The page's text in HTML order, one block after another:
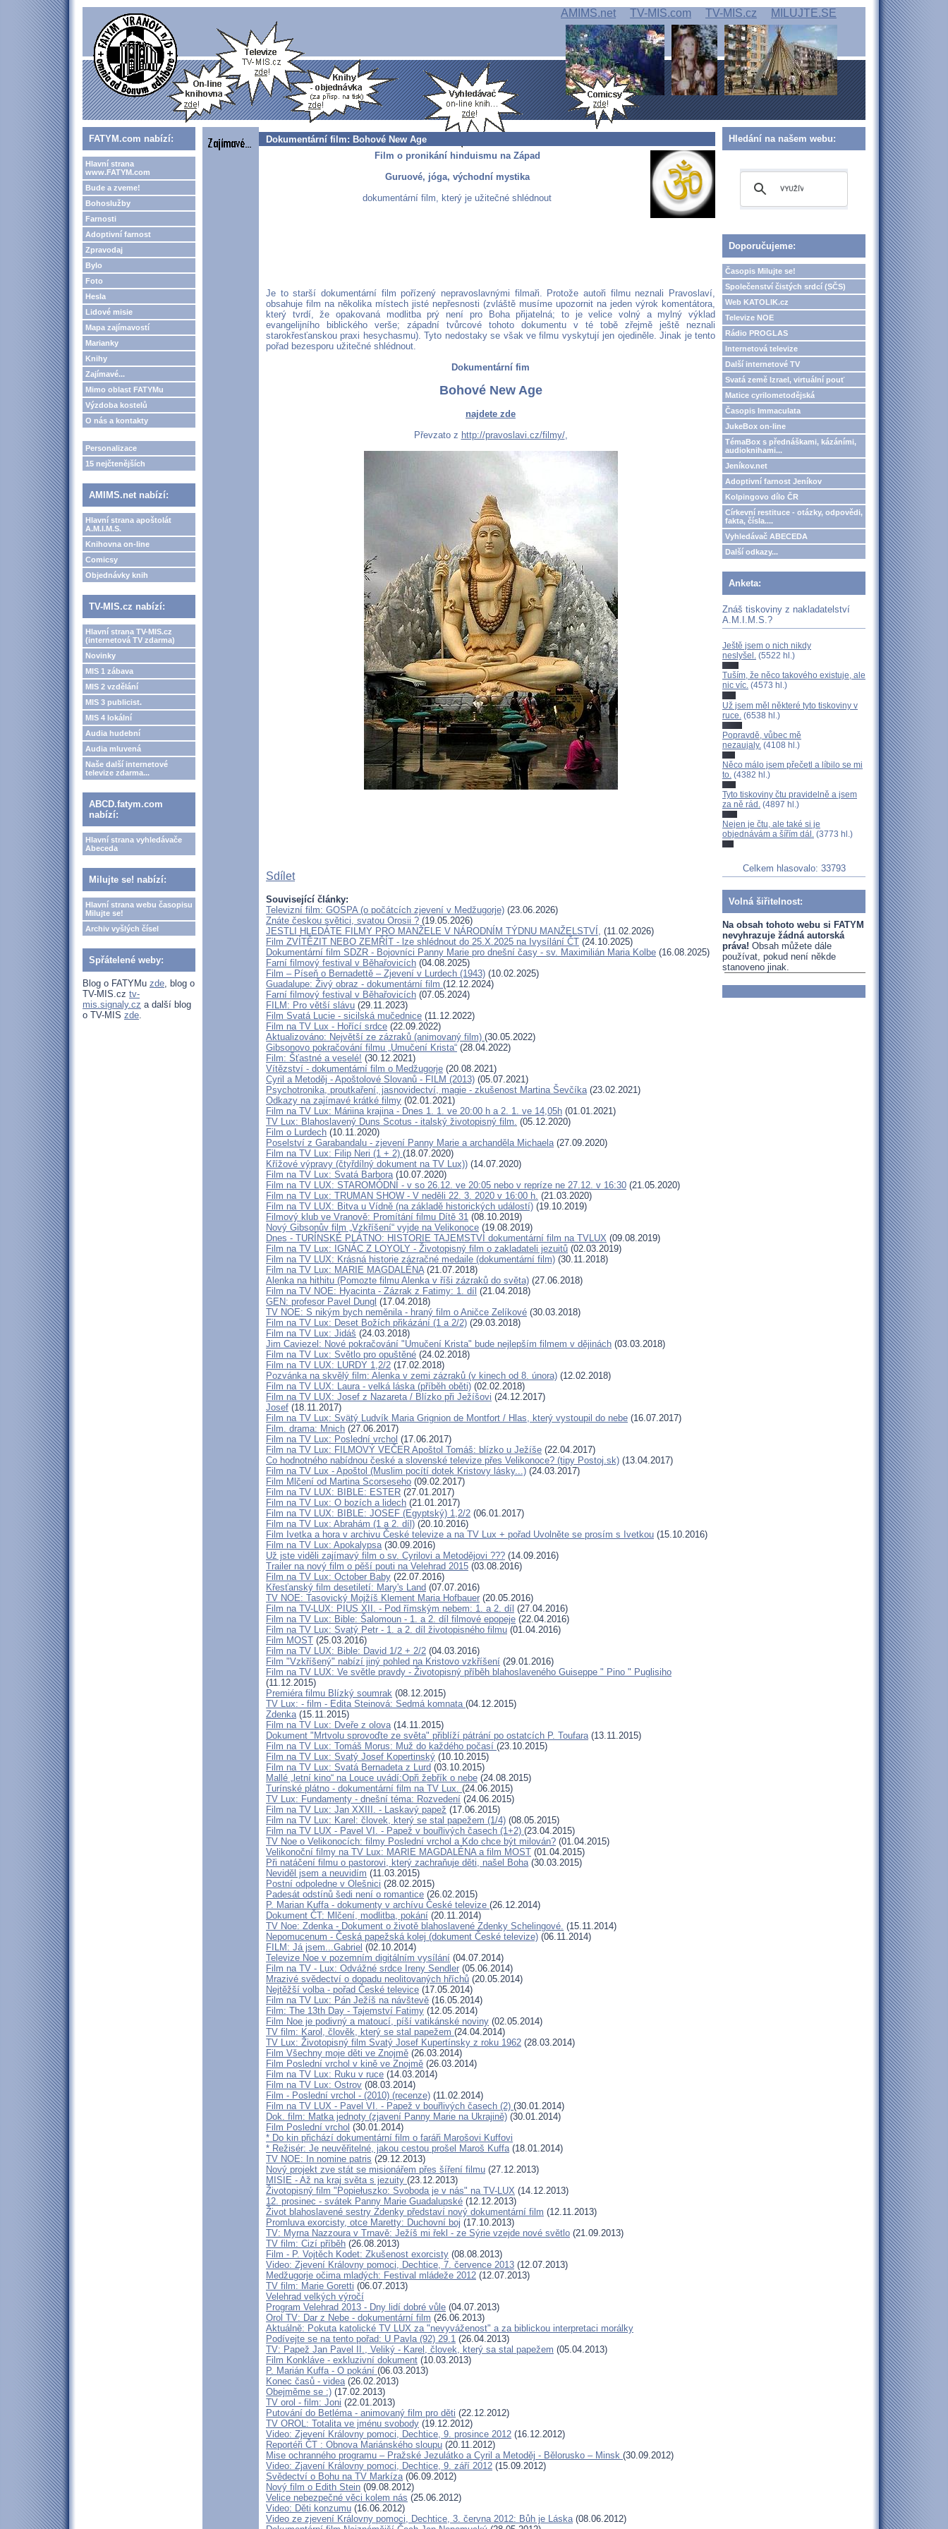
AMIMS.net TV-MIS.com TV-MIS.cz MILUJTE.SE
FATYM.com nabízí:
Hlavní strana
www.FATYM.com
Bude a zveme!
Bohoslužby
Farnosti
Adoptivní farnost
Zpravodaj
Bylo
Foto
Hesla
Lidové misie
Mapa zajímavostí
Marianky
Knihy
Zajímavé...
Mimo oblast FATYMu
Výzdoba kostelů
O nás a kontakty
Personalizace
15 nejčtenějších
AMIMS.net nabízí:
Hlavní strana apoštolát
A.M.I.M.S.
Knihovna on-line
Comicsy
Objednávky knih
TV-MIS.cz nabízí:
Hlavní strana TV-MIS.cz
(internetová TV zdarma)
Novinky
MIS 1 zábava
MIS 2 vzdělání
MIS 3 publicist.
MIS 4 lokální
Audia hudební
Audia mluvená
Naše další internetové
televize zdarma...
ABCD.fatym.com
nabízí:
Hlavní strana vyhledávače
Abeceda
Milujte se! nabízí:
Hlavní strana webu časopisu
Milujte se!
Archiv vyšlých čísel
Spřátelené weby:
Blog o FATYMu zde, blog o
TV-MIS.cz tv-
mis.signaly.cz a další blog
o TV-MIS zde.
Dokumentární film: Bohové New Age
Film o pronikání hinduismu na Západ
Guruové, jóga, východní mystika
dokumentární film, který je užitečné shlédnout
Je to starší dokumentární film pořízený nepravoslavnými filmaři. Protože autoři filmu neznali Pravoslaví,
obsahuje film na několika místech jisté nepřesnosti (zvláště musíme upozornit na jeden výrok komentátora,
který tvrdí, že opakovaná modlitba prý není pro Boha přijatelná; to je velice volný a mylný výklad
evangelijního biblického verše; západní tvůrcové tohoto dokumentu v té tobě zřejmě ještě neznali
starokřesťanskou praxi hesychasmu). Tyto nedostaky se však ve filmu vyskytují jen ojediněle. Jinak je tento
pořad bezesporu užitečné shlédnout.
Dokumentární fim
Bohové New Age
najdete zde
Převzato z http://pravoslavi.cz/filmy/,
Sdílet
Související články:
Televizní film: GOSPA (o počátcích zjevení v Medžugorje) (23.06.2026)
Znáte českou světici, svatou Orosii ? (19.05.2026)
JESTLI HLEDÁTE FILMY PRO MANŽELE V NÁRODNÍM TÝDNU MANŽELSTVÍ, (11.02.2026)
Film ZVÍTĚZIT NEBO ZEMŘÍT - lze shlédnout do 25.X.2025 na Ivysílání ČT (24.10.2025)
Dokumentární film SDZR - Bojovníci Panny Marie pro dnešní časy - sv. Maximilián Maria Kolbe (16.08.2025)
Farní filmový festival v Běhařovicích (04.08.2025)
Film – Píseň o Bernadettě – Zjevení v Lurdech (1943) (10.02.2025)
Guadalupe: Živý obraz - dokumentární film (12.12.2024)
Farní filmový festival v Běhařovicích (07.05.2024)
FILM: Pro větší slávu (29.11.2023)
Film Svatá Lucie - sicilská mučednice (11.12.2022)
Film na TV Lux - Hořící srdce (22.09.2022)
Aktualizováno: Největší ze zázraků (animovaný film) (30.05.2022)
Gibsonovo pokračování filmu „Umučení Krista“ (28.04.2022)
Film: Šťastné a veselé! (30.12.2021)
Vítězství - dokumentární film o Medžugorje (20.08.2021)
Cyril a Metoděj - Apoštolové Slovanů - FILM (2013) (05.07.2021)
Psychotronika, proutkaření, jasnovidectví, magie - zkušenost Martina Ševčíka(23.02.2021)
Odkazy na zajímavé krátké filmy (02.01.2021)
Film na TV Lux: Máriina krajina - Dnes 1. 1. ve 20:00 h a 2. 1. ve 14,05h (01.01.2021)
TV Lux: Blahoslavený Duns Scotus - italský životopisný film. (05.12.2020)
Film o Lurdech (10.11.2020)
Poselství z Garabandalu - zjevení Panny Marie a archanděla Michaela(27.09.2020)
Film na TV Lux: Filip Neri (1 + 2) (18.07.2020)
Křížové výpravy (čtyřdílný dokument na TV Lux)) (14.07.2020)
Film na TV Lux: Svatá Barbora(10.07.2020)
Film na TV LUX: STAROMÓDNÍ - v so 26.12. ve 20:05 nebo v repríze ne 27.12. v 16:30 (21.05.2020)
Film na TV Lux: TRUMAN SHOW - V neděli 22. 3. 2020 v 16:00 h. (21.03.2020)
Film na TV LUX: Bitva u Vídně (na základě historických událostí) (19.10.2019)
Filmový klub ve Vranově: Promítání filmu Dítě 31 (08.10.2019)
Nový Gibsonův film „Vzkříšení“ vyjde na Velikonoce (19.08.2019)
Dnes - TURÍNSKÉ PLÁTNO: HISTORIE TAJEMSTVÍ dokumentární film na TVLUX (09.08.2019)
Film na TV Lux: IGNÁC Z LOYOLY - Životopisný film o zakladateli jezuitů (02.03.2019)
Film na TV LUX: Krásná historie zázračné medaile (dokumentární film) (30.11.2018)
Film na TV Lux: MARIE MAGDALÉNA(21.07.2018)
Alenka na hithitu (Pomozte filmu Alenka v říši zázraků do světa) (27.06.2018)
Film na TV NOE: Hyacinta - Zázrak z Fatimy: 1. díl (21.04.2018)
GEN: profesor Pavel Dungl (17.04.2018)
TV NOE: S nikým bych neměnila - hraný film o Aničce Zelíkové (30.03.2018)
Film na TV Lux: Deset Božích přikázání (1 a 2/2) (29.03.2018)
Film na TV Lux: Jidáš (24.03.2018)
Jim Caviezel: Nové pokračování "Umučení Krista" bude nejlepším filmem v dějinách (03.03.2018)
Film na TV Lux: Světlo pro opuštěné (24.02.2018)
Film na TV LUX: LURDY 1,2/2 (17.02.2018)
Pozvánka na skvělý film: Alenka v zemi zázraků (v kinech od 8. února) (12.02.2018)
Film na TV LUX: Laura - velká láska (příběh oběti) (02.02.2018)
Film na TV LUX: Josef z Nazareta / Blízko při Ježíšovi (24.12.2017)
Josef (18.11.2017)
Film na TV Lux: Svätý Ludvík Maria Grignion de Montfort / Hlas, který vystoupil do nebe (16.07.2017)
Film. drama: Mnich (27.06.2017)
Film na TV Lux: Poslední vrchol (17.06.2017)
Film na TV Lux: FILMOVÝ VEČER Apoštol Tomáš: blízko u Ježíše (22.04.2017)
Co hodnotného nabídnou české a slovenské televize přes Velikonoce? (tipy Postoj.sk) (13.04.2017)
Film na TV Lux - Apoštol (Muslim pocítí dotek Kristovy lásky...) (24.03.2017)
Film Mlčení od Martina Scorseseho (09.02.2017)
Film na TV LUX: BIBLE: ESTER (27.01.2017)
Film na TV Lux: O bozích a lidech (21.01.2017)
Film na TV LUX: BIBLE: JOSEF (Egyptský) 1,2/2 (06.01.2017)
Film na TV Lux: Abrahám (1 a 2. díl) (20.10.2016)
Film Ivetka a hora v archivu České televize a na TV Lux + pořad Uvolněte se prosím s Ivetkou (15.10.2016)
Film na TV Lux: Apokalypsa(30.09.2016)
Už jste viděli zajímavý film o sv. Cyrilovi a Metodějovi ??? (14.09.2016)
Trailer na nový film o pěší pouti na Velehrad 2015 (03.08.2016)
Film na TV Lux: October Baby (22.07.2016)
Křesťanský film desetiletí: Mary's Land (07.07.2016)
TV NOE: Tasovický Mojžíš Klement Maria Hofbauer (20.05.2016)
Film na TV-LUX: PIUS XII. - Pod římským nebem: 1. a 2. díl (27.04.2016)
Film na TV Lux: Bible: Šalomoun - 1. a 2. díl filmové epopeje (22.04.2016)
Film na TV Lux: Svatý Petr - 1. a 2. díl životopisného filmu (01.04.2016)
Film MOST (25.03.2016)
Film na TV LUX: Bible: David 1/2 + 2/2 (04.03.2016)
Film "Vzkříšený" nabízí jiný pohled na Kristovo vzkříšení (29.01.2016)
Film na TV LUX: Ve světle pravdy - Životopisný příběh blahoslaveného Guiseppe " Pino " Puglisiho
(11.12.2015)
Premiéra filmu Blízký soumrak (08.12.2015)
TV Lux: - film - Edita Steinová: Sedmá komnata (04.12.2015)
Zdenka(15.11.2015)
Film na TV Lux: Dveře z olova(14.11.2015)
Dokument "Mrtvolu sprovoďte ze světa" přiblíží pátrání po ostatcích P. Toufara(13.11.2015)
Film na TV Lux: Tomáš Morus: Muž do každého počasí (23.10.2015)
Film na TV Lux: Svatý Josef Kopertinský (10.10.2015)
Film na TV Lux: Svatá Bernadeta z Lurd (03.10.2015)
Mallé „letní kino“ na Louce uvádí:Opři žebřík o nebe (24.08.2015)
Turínské plátno - dokumentární film na TV Lux. (24.06.2015)
TV Lux: Fundamenty - dnešní téma: Rozvedení (24.06.2015)
Film na TV Lux: Jan XXIII. - Laskavý papež (17.06.2015)
Film na TV Lux: Karel: človek, který se stal papežem (1/4) (08.05.2015)
Film na TV LUX - Pavel VI. - Papež v bouřlivých časech (1+2) (23.04.2015)
TV Noe o Velikonocích: filmy Poslední vrchol a Kdo chce být milován? (01.04.2015)
Velikonoční filmy na TV Lux: MARIE MAGDALÉNA a film MOST (01.04.2015)
Při natáčení filmu o pastorovi, který zachraňuje děti, našel Boha(30.03.2015)
Neviděl jsem a neuvidím (11.03.2015)
Postní odpoledne v Olešnici (28.02.2015)
Padesát odstínů šedi není o romantice (26.02.2015)
P. Marian Kuffa - dokumenty v archívu České televize (26.12.2014)
Dokument ČT: Mlčení, modlitba, pokání (20.11.2014)
TV Noe: Zdenka - Dokument o životě blahoslavené Zdenky Schelingové. (15.11.2014)
Nepomucenum - Česká papežská kolej (dokument České televize) (06.11.2014)
FILM: Já jsem...Gabriel (02.10.2014)
Televize Noe v pozemním digitálním vysílání (04.07.2014)
Film na TV - Lux: Odvážné srdce Ireny Sendler (05.06.2014)
Mrazivé svědectví o dopadu neolitovaných hříchů (20.05.2014)
Nejtěžší volba - pořad České televice (17.05.2014)
Film na TV Lux: Pán Ježíš na návštevě (16.05.2014)
Film: The 13th Day - Tajemství Fatimy (12.05.2014)
Film Noe je podivný a matoucí, píší vatikánské noviny (02.05.2014)
TV film: Karol, člověk, který se stal papežem (24.04.2014)
TV Lux: Životopisný film Svatý Josef Kupertínsky z roku 1962 (28.03.2014)
Film Všechny moje děti ve Znojmě (26.03.2014)
Film Poslední vrchol v kině ve Znojmě (26.03.2014)
Film na TV Lux: Ruku v ruce (14.03.2014)
Film na TV Lux: Ostrov (08.03.2014)
Film - Poslední vrchol - (2010) (recenze) (11.02.2014)
Film na TV LUX - Pavel VI. - Papež v bouřlivých časech (2) (30.01.2014)
Dok. film: Matka jednoty (zjavení Panny Marie na Ukrajině) (30.01.2014)
Film Poslední vrchol (30.01.2014)
* Do kin přichází dokumentární film o faráři Marošovi Kuffovi
* Režisér: Je neuvěřitelné, jakou cestou prošel Maroš Kuffa(18.01.2014)
TV NOE: In nomine patris (29.12.2013)
Nový projekt zve stát se misionářem přes šíření filmu (27.12.2013)
MISIE - Až na kraj světa s jezuity (23.12.2013)
Životopisný film "Popiełuszko: Svoboda je v nás" na TV-LUX (14.12.2013)
12. prosinec - svátek Panny Marie Guadalupské (12.12.2013)
Život blahoslavené sestry Zdenky představí nový dokumentární film (12.11.2013)
Promluva exorcisty, otce Maretty: Duchovní boj (17.10.2013)
TV: Myrna Nazzoura v Trnavě: Ježíš mi řekl - ze Sýrie vzejde nové světlo (21.09.2013)
TV film: Cizí příběh (26.08.2013)
Film - P. Vojtěch Kodet: Zkušenost exorcisty (08.08.2013)
Video: Zjevení Královny pomoci, Dechtice, 7. července 2013 (12.07.2013)
Medžugorje očima mladých: Festival mládeže 2012 (12.07.2013)
TV film: Marie Goretti (06.07.2013)
Velehrad velkých výročí
Program Velehrad 2013 - Dny lidí dobré vůle (04.07.2013)
Orol TV: Dar z Nebe - dokumentární film (26.06.2013)
Aktuálně: Pokuta katolické TV LUX za "nevyváženost" a za biblickou interpretaci morálky
Podívejte se na tento pořad: U Pavla (92) 29.1 (26.04.2013)
TV: Papež Jan Pavel II., Veliký - Karel, človek, který sa stal papežem (05.04.2013)
Film Konkláve - exkluzivní dokument (10.03.2013)
P. Marián Kuffa - O pokání (06.03.2013)
Konec časů - videa(26.02.2013)
Obejměme se :) (17.02.2013)
TV orol - film: Joni (22.01.2013)
Putování do Betléma - animovaný film pro děti (22.12.2012)
TV OROL: Totalita ve jménu svobody (19.12.2012)
Video: Zjevení Královny pomoci, Dechtice, 9. prosince 2012 (16.12.2012)
Reportéři ČT : Obnova Mariánského sloupu (20.11.2012)
Mise ochranného programu – Pražské Jezulátko a Cyril a Metoděj - Bělorusko – Minsk (30.09.2012)
Video: Zjavení Královny pomoci, Dechtice, 9. září 2012 (15.09.2012)
Svědectví o Bohu na TV Markíza(06.09.2012)
Nový film o Edith Stein (09.08.2012)
Velice nebezpečné věci kolem nás (25.06.2012)
Video: Děti konzumu (16.06.2012)
Video ze zjevení Královny pomoci, Dechtice, 3. června 2012: Bůh je Láska(08.06.2012)
Hledání na našem webu:
Doporučujeme:
Časopis Milujte se!
Společenství čistých srdcí (SČS)
Web KATOLIK.cz
Televize NOE
Rádio PROGLAS
Internetová televize
Další internetové TV
Svatá země Izrael, virtuální pouť
Matice cyrilometodějská
Časopis Immaculata
JukeBox on-line
TémaBox s přednáškami, kázáními,
audioknihami...
Jeníkov.net
Adoptivní farnost Jeníkov
Kolpingovo dílo ČR
Církevní restituce - otázky, odpovědi,
fakta, čísla....
Vyhledávač ABECEDA
Další odkazy...
Anketa:
Znáš tiskoviny z nakladatelství
A.M.I.M.S.?
Ještě jsem o nich nikdy
neslyšel. (5522 hl.)
Tuším, že něco takového existuje, ale
nic víc. (4573 hl.)
Už jsem měl některé tyto tiskoviny v
ruce. (6538 hl.)
Popravdě, vůbec mě
nezaujaly. (4108 hl.)
Něco málo jsem přečetl a líbilo se mi
to. (4382 hl.)
Tyto tiskoviny čtu pravidelně a jsem
za ně rád. (4897 hl.)
Nejen je čtu, ale také si je
objednávám a šířím dál. (3773 hl.)
Celkem hlasovalo: 33793
Volná šiřitelnost:
Na obsah tohoto webu si FATYM
nevyhrazuje žádná autorská
práva! Obsah můžete dále
používat, pokud není někde
stanoveno jinak.